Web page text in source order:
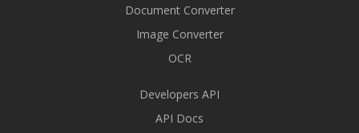
Document Converter
Image Converter
OCR
Developers API
API Docs